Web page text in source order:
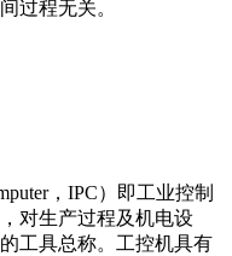
过程无关。
，IPC）即工业控制
对生产过程及机电设
工具总称。工控机具有